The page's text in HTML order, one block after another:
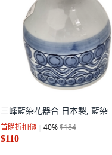
三峰藍染花器合 日本製, 藍染
首購折扣價 40%$184
$110